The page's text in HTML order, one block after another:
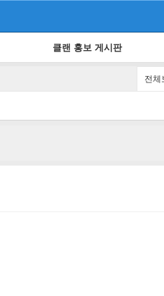
클랜 홍보 게시판
전체